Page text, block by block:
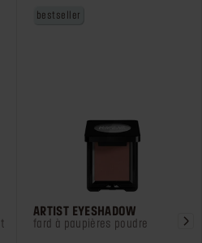
bestseller
ARTIST EYESHADOW
fard à paupières poudre